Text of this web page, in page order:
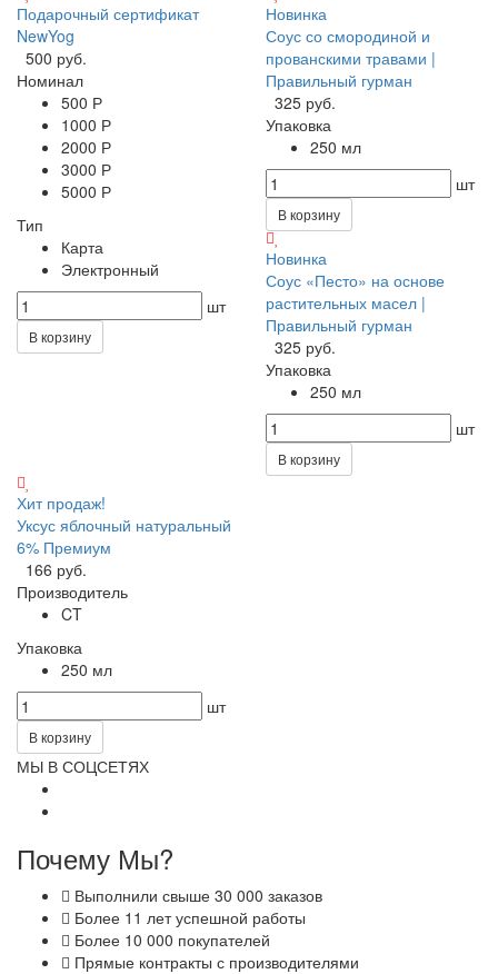
Подарочный сертификат
NewYog
500 руб.
Номинал
500 Р
1000 Р
2000 Р
3000 Р
5000 Р
Тип
Карта
Электронный
шт
В корзину
Новинка
Соус со смородиной и
прованскими травами |
Правильный гурман
325 руб.
Упаковка
250 мл
шт
В корзину
Новинка
Соус «Песто» на основе
растительных масел |
Правильный гурман
325 руб.
Упаковка
250 мл
шт
В корзину
Хит продаж!
Уксус яблочный натуральный
6% Премиум
166 руб.
Производитель
CT
Упаковка
250 мл
шт
В корзину
МЫ В СОЦСЕТЯХ
Почему Мы?
Выполнили свыше 30 000 заказов
Более 11 лет успешной работы
Более 10 000 покупателей
Прямые контракты с производителями